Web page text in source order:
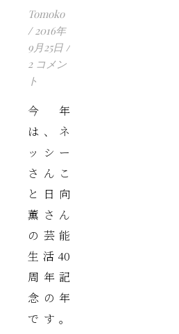
Tomoko
/ 2016年
9月25日 /
2 コメン
ト
今年
は、ネ
ッシー
さんこ
と日向
薫さん
の芸能
生活40
周年記
念の年
です。